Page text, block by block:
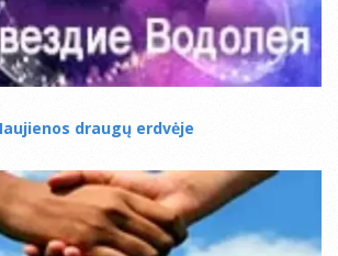
draugų erdvėje